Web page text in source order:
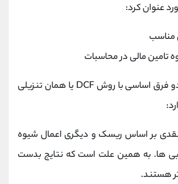
عنوان کرد:
بنابراین این روش دو فرق اساسی با روش DCF یا همان تنزیلی
بر اساس ریسک و دیگری اعمال شیوه
ها. به همین علت است که نتایج بدست
هستند.